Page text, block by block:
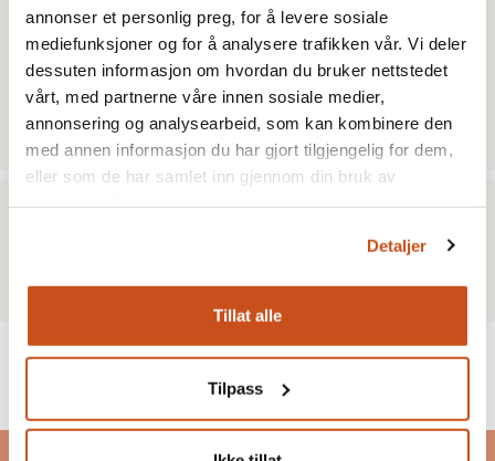
annonser et personlig preg, for å levere sosiale
mediefunksjoner og for å analysere trafikken vår. Vi deler
dessuten informasjon om hvordan du bruker nettstedet
vårt, med partnerne våre innen sosiale medier,
annonsering og analysearbeid, som kan kombinere den
med annen informasjon du har gjort tilgjengelig for dem,
eller som de har samlet inn gjennom din bruk av
Detaljer
Tillat alle
Tilpass
Kalciumkarbonat. Kjent fra oldtiden. Kritt har god
dekkevne i limfarger, men meget dårlig i olje. Derfor
brukes det mest som tilsetning i grunningsmaling og
som fyllestoff.
Kilde: Gode råd om farger og stil, Jon Brænne
Kitting
Påføring av kitt for å fylle hull og sprekker før maling.
Bygg og Bevar